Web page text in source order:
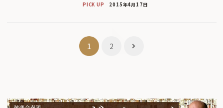
PICK UP 2015年4月17日
ゲ
1 2